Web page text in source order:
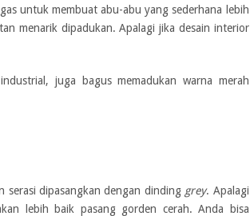
untuk membuat abu-abu yang sederhana lebih
menarik dipadukan. Apalagi jika desain interior
juga bagus memadukan warna merah
serasi dipasangkan dengan dinding grey. Apalagi
lebih baik pasang gorden cerah. Anda bisa